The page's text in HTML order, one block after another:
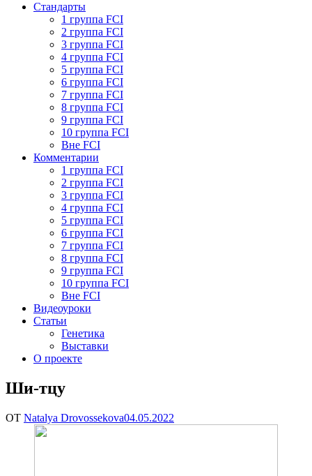
Стандарты
1 группа FCI
2 группа FCI
3 группа FCI
4 группа FCI
5 группа FCI
6 группа FCI
7 группа FCI
8 группа FCI
9 группа FCI
10 группа FCI
Вне FCI
Комментарии
1 группа FCI
2 группа FCI
3 группа FCI
4 группа FCI
5 группа FCI
6 группа FCI
7 группа FCI
8 группа FCI
9 группа FCI
10 группа FCI
Вне FCI
Видеоуроки
Статьи
Генетика
Выставки
О проекте
Ши-тцу
ОТ Natalya Drovossekova04.05.2022